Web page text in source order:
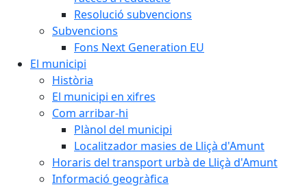
Resolució subvencions
Subvencions
Fons Next Generation EU
El municipi
Història
El municipi en xifres
Com arribar-hi
Plànol del municipi
Localitzador masies de Lliçà d'Amunt
Horaris del transport urbà de Lliçà d'Amunt
Informació geogràfica